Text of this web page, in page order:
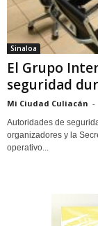
Sinaloa
El Grupo
seguridad
Mi Ciudad Culiacán -
Autoridades de
organizadores y la
operativo...